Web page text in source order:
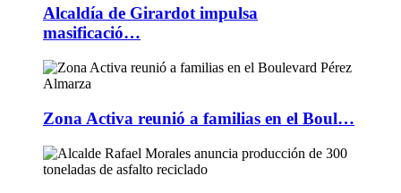
Alcaldía de Girardot impulsa
masificació…
Zona Activa reunió a familias en el Boul…